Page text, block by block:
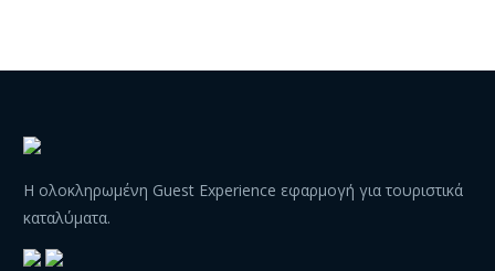
Η ολοκληρωμένη Guest Experience εφαρμογή για τουριστικά
καταλύματα.